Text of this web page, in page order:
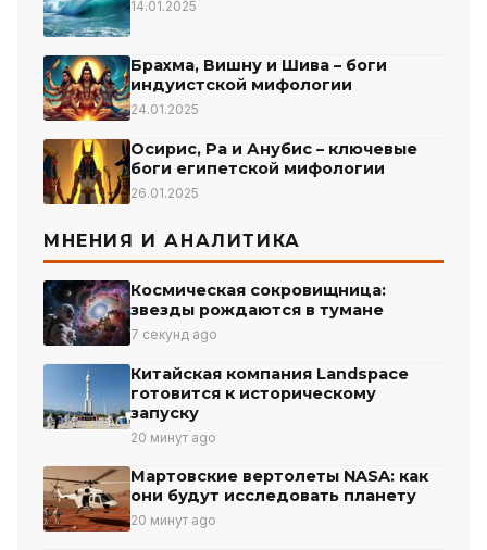
14.01.2025
Брахма, Вишну и Шива – боги
индуистской мифологии
24.01.2025
Осирис, Ра и Анубис – ключевые
боги египетской мифологии
26.01.2025
МНЕНИЯ И АНАЛИТИКА
Космическая сокровищница:
звезды рождаются в тумане
7 секунд ago
Китайская компания Landspace
готовится к историческому
запуску
20 минут ago
Мартовские вертолеты NASA: как
они будут исследовать планету
20 минут ago